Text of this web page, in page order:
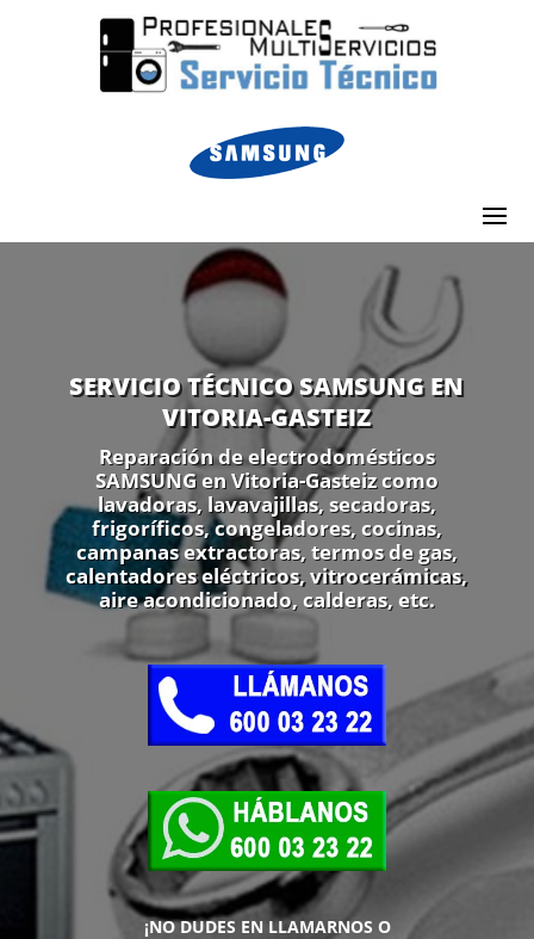
SERVICIO TÉCNICO SAMSUNG EN
VITORIA-GASTEIZ
Reparación de electrodomésticos
SAMSUNG en Vitoria-Gasteiz como
lavadoras, lavavajillas, secadoras,
frigoríficos, congeladores, cocinas,
campanas extractoras, termos de gas,
calentadores eléctricos, vitrocerámicas,
aire acondicionado, calderas, etc.
¡NO DUDES EN LLAMARNOS O